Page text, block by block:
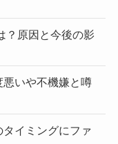
？原因と今後の影
悪いや不機嫌と噂
イミングにファ